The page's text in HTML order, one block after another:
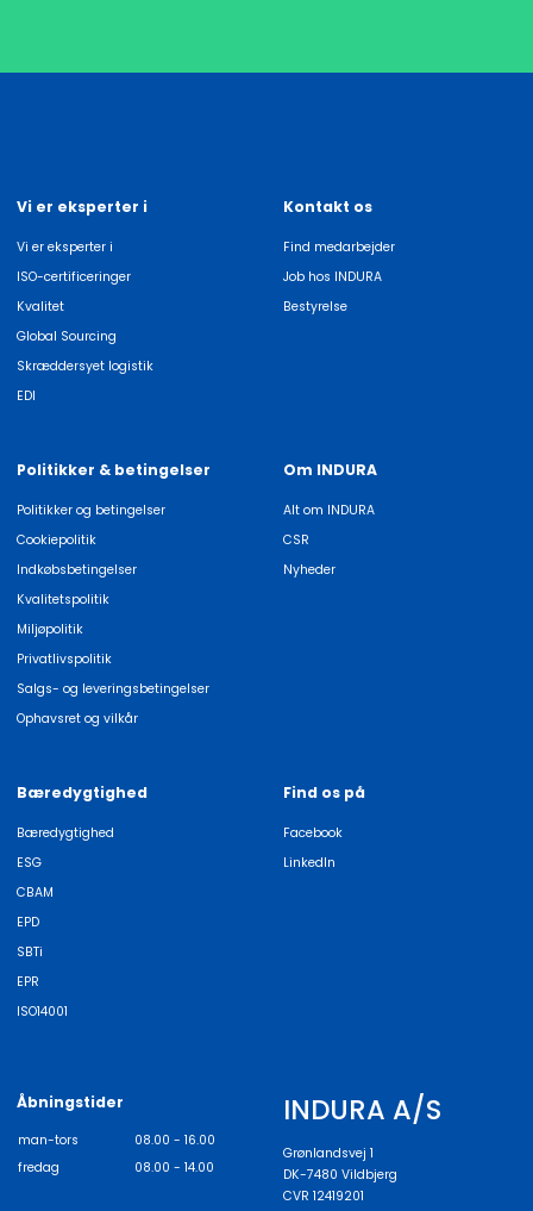
Vi er eksperter i
Vi er eksperter i
ISO-certificeringer
Kvalitet
Global Sourcing
Skræddersyet logistik
EDI
Kontakt os
Find medarbejder
Job hos INDURA
Bestyrelse
Politikker & betingelser
Politikker og betingelser
Cookiepolitik
Indkøbsbetingelser
Kvalitetspolitik
Miljøpolitik
Privatlivspolitik
Salgs- og leveringsbetingelser
Ophavsret og vilkår
Om INDURA
Alt om INDURA
CSR
Nyheder
Bæredygtighed
Bæredygtighed
ESG
CBAM
EPD
SBTi
EPR
ISO14001
Find os på
Facebook
LinkedIn
Åbningstider
man-tors
08.00 - 16.00
fredag
08.00 - 14.00
INDURA A/S
Grønlandsvej 1
DK-7480 Vildbjerg
CVR 12419201